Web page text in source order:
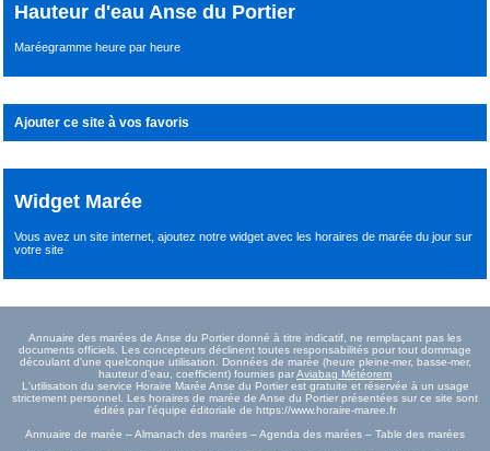
Hauteur d'eau Anse du Portier
Maréegramme heure par heure
Ajouter ce site à vos favoris
Widget Marée
Vous avez un site internet,ajoutez notre widget avec les horaires de marée du joursur
votre site
Annuaire des marées de Anse du Portier donné à titre indicatif, ne remplaçant pas les
documents officiels. Les concepteurs déclinent toutes responsabilités pour tout dommage
découlant d'une quelconque utilisation. Données de marée (heure pleine-mer, basse-mer,
hauteur d'eau, coefficient) fournies parAviabag Météorem
L'utilisation du service Horaire Marée Anse du Portier est gratuite et réservée à un usage
strictement personnel. Les horaires de marée de Anse du Portier présentées sur ce site sont
édités par l'équipe éditoriale de https://www.horaire-maree.fr
Annuaire de marée – Almanach des marées – Agenda des marées – Table des marées